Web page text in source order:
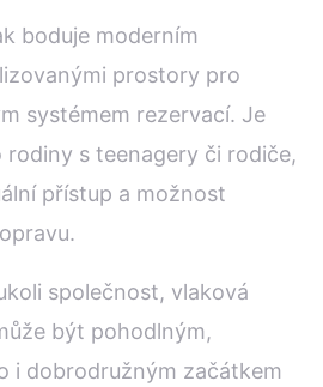
boduje moderním
prostory pro
systémem rezervací. Je
rodiny s teenagery či rodiče,
přístup a možnost
společnost, vlaková
být pohodlným,
i dobrodružným začátkem